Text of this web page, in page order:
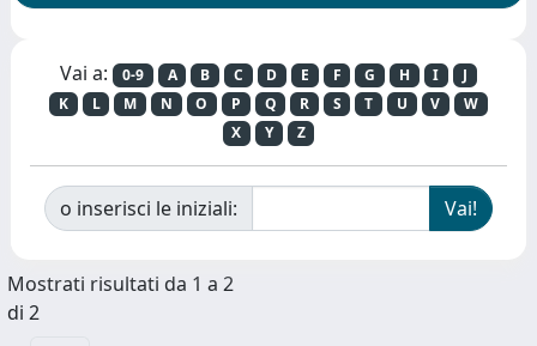
Vai a: 0-9 A B C D E F G H I
J
K
L M N O P Q R S T U V
W
X
Y Z
o inserisci le iniziali:
Mostrati risultati da 1 a 2
di 2